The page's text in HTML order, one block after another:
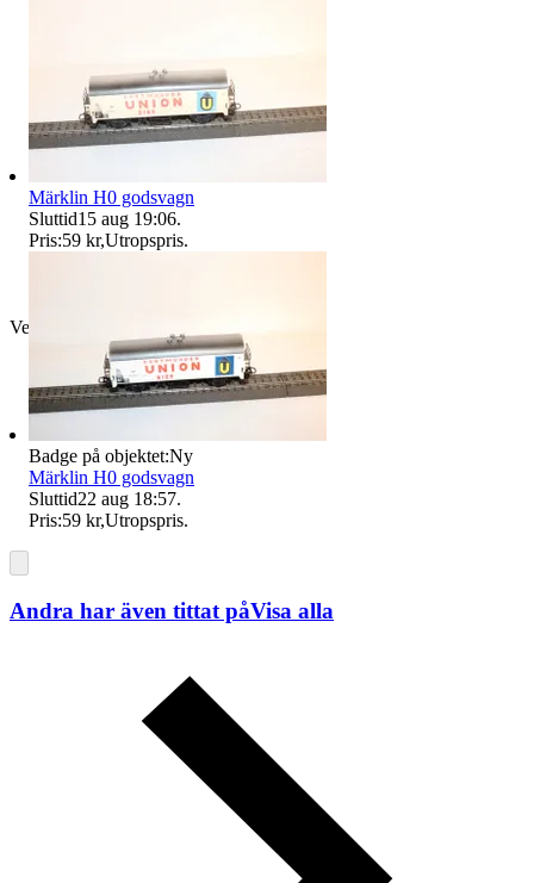
Verifierad
Märklin H0 godsvagn
Sluttid15 aug 19:06.
Pris:59 kr,Utropspris.
Badge på objektet:Ny
Märklin H0 godsvagn
Sluttid22 aug 18:57.
Pris:59 kr,Utropspris.
Andra har även tittat påVisa alla